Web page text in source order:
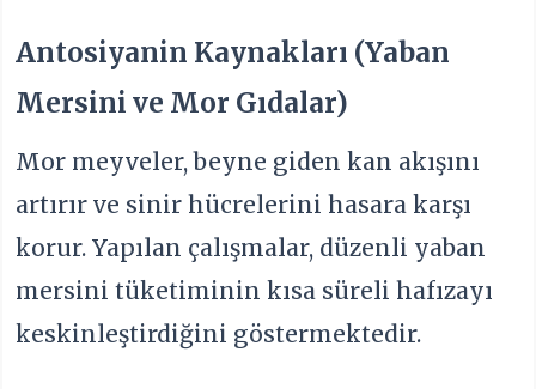
Antosiyanin Kaynakları (Yaban
Mersini ve Mor Gıdalar)
Mor meyveler, beyne giden kan akışını
artırır ve sinir hücrelerini hasara karşı
korur. Yapılan çalışmalar, düzenli yaban
mersini tüketiminin kısa süreli hafızayı
keskinleştirdiğini göstermektedir.